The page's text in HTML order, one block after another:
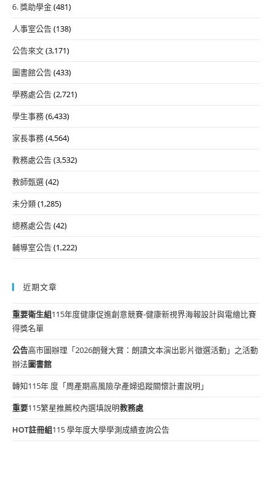
6. 獎助學金(481)
人事室公告(138)
公告來文(3,171)
圖書館公告(433)
學務處公告(2,721)
學生事務(6,433)
家長事務(4,564)
教務處公告(3,532)
教師甄選(42)
未分類(1,285)
總務處公告(42)
輔導室公告(1,222)
近期文章
重要衛生組115年度健康促進創意競賽-健康新視界海報設計與電繪比賽
得獎名單
公告高市圖辦理「2026朗聲大賞：朗讀文本演出影片徵選活動」之活動
辦法圖書館
轉知115年 度「周產期高風險孕產婦追蹤關懷計畫說明」
重要115繁星推薦校內選填說明教務處
HOT註冊組115 學年度大學學測成績查詢公告